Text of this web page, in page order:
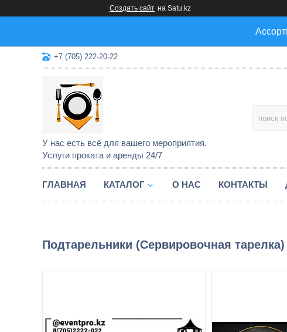
Создать сайт на Satu.kz
+7 (705) 222-20-22
У нас есть всё для вашего мероприятия.
Услуги проката и аренды 24/7
ГЛАВНАЯ КАТАЛОГ О НАС КОНТАКТЫ
Подтарельники (Сервировочная тарелка)